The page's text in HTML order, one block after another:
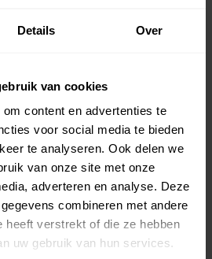
Details Over
van cookies
content en advertenties te
voor social media te bieden
te analyseren. Ook delen we
van onze site met onze
adverteren en analyse. Deze
combineren met andere
heeft verstrekt of die ze hebben
uw gebruik van hun services.
een postcodegebied. Dit